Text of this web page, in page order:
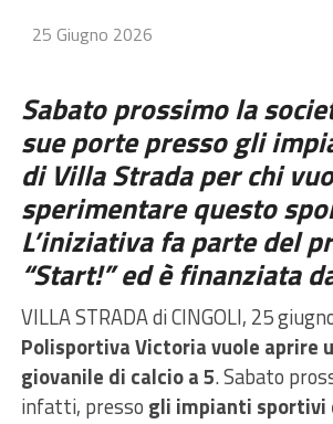
25 Giugno 2026
Sabato prossimo la
sue porte presso gli
di Villa Strada per chi
sperimentare questo
L’iniziativa fa parte del
“Start!” ed è finanziata
VILLA STRADA di CINGOLI, 25
Polisportiva Victoria vuole aprire
giovanile di calcio a 5. Sabato
infatti, presso gli impianti sportivi